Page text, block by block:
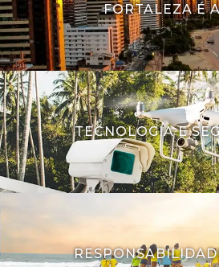
FORTALEZA É
TECNOLOGIA E